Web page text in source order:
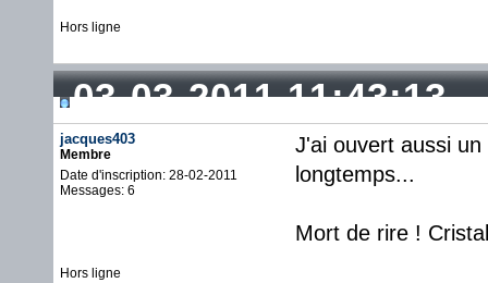
Hors ligne
03-03-2011 11:43:13
jacques403
Membre
Date d'inscription: 28-02-2011
Messages: 6
J'ai ouvert aussi
longtemps...
Mort de rire !
Hors ligne